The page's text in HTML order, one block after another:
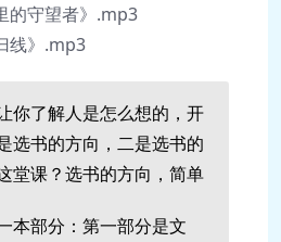
的守望者》.mp3
线》.mp3
你了解人是怎么想的，开
选书的方向，二是选书的
堂课？选书的方向，简单
本部分：第一部分是文